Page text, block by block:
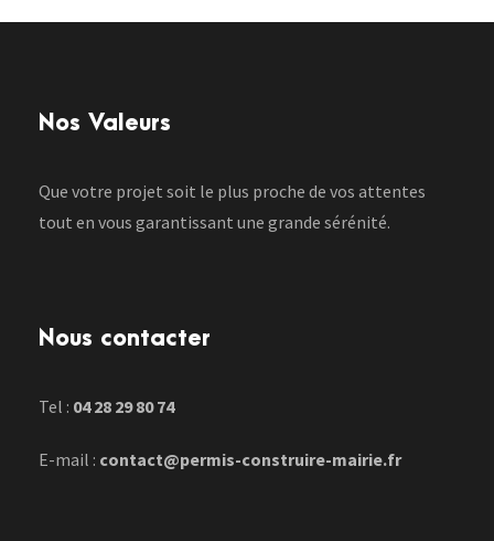
Nos Valeurs
Que votre projet soit le plus proche de vos attentes
tout en vous garantissant une grande sérénité.
Nous contacter
Tel : 04 28 29 80 74
E-mail : contact@permis-construire-mairie.fr